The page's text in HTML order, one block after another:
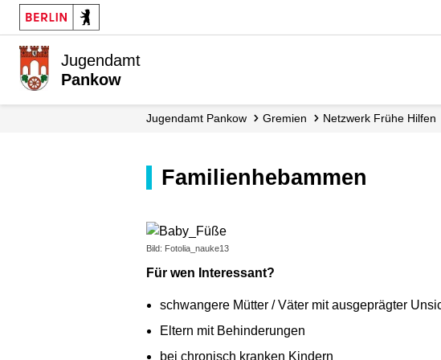
Jugendamt
Pankow
Jugendamt Pankow Gremien Netzwerk Frühe Hilfen
Familienhebammen
Bild: Fotolia_nauke13
Für wen Interessant?
schwangere Mütter / Väter mit ausgeprägter
Eltern mit Behinderungen
bei chronisch kranken Kindern